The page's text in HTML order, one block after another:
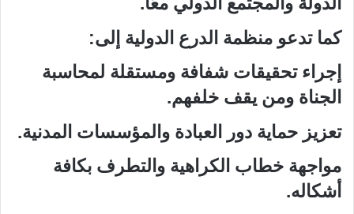
كما تدعو منظمة الدرع الدولية إلى:
إجراء تحقيقات شفافة ومستقلة لمحاسبة
الجناة ومن يقف خلفهم.
تعزيز حماية دور العبادة والمؤسسات المدنية.
مواجهة خطاب الكراهية والتطرف بكافة
أشكاله.